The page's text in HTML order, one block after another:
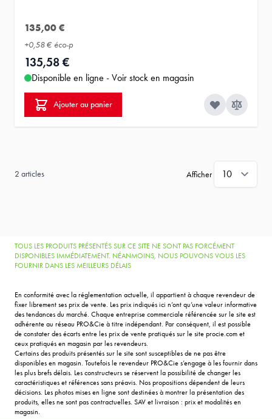
135,00 €
+0,58 € éco-p
135,58 €
Disponible en ligne - Voir stock en magasin
Ajouter au panier
2 articles Afficher
TOUS LES PRODUITS PRÉSENTÉS SUR CE SITE NE SONT PAS FORCÉMENT
DISPONIBLES IMMÉDIATEMENT. NÉANMOINS, NOUS POUVONS VOUS LES
FOURNIR DANS LES MEILLEURS DÉLAIS
En conformité avec la réglementation actuelle, il appartient à chaque revendeur de
fixer librement ses prix de vente. Les prix indiqués ici n’ont qu’une valeur informative
des tendances du marché. Chaque entreprise commerciale référencée sur le site est
adhérente au réseau PRO&Cie à titre indépendant. Par conséquent, il est possible
de constater des écarts entre les prix de vente pratiqués sur le site procie.com et
ceux pratiqués en magasin par les revendeurs.
Certains des produits présentés sur le site sont susceptibles de ne pas être
disponibles en magasin. Toutefois le revendeur PRO&Cie s’engage à les fournir dans
les plus brefs délais. Les constructeurs se réservent la possibilité de changer les
caractéristiques et références sans préavis. Nos propositions dépendent de leurs
décisions. Les photos mises en ligne sont destinées à montrer la présentation des
produits, elles ne sont pas contractuelles. SAV et livraison : prix et modalités en
magasin.